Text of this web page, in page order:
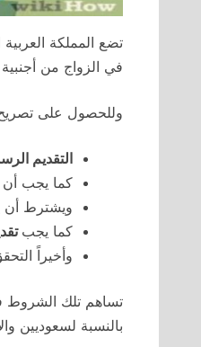
تضع المملكة
في الزواج من
وللحصول على تصريح
التقديم
كما يجب أن
ويشترط أن
كما يجب
وأخيراً
تساهم تلك الشروط
بالنسبة لسعوديين